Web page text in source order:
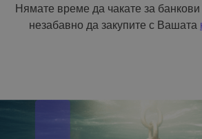
Нямате време да чакате за
незабавно да закупите с Вашата